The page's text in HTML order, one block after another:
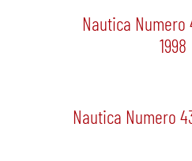
Nautica Numero
1998
Nautica Numero